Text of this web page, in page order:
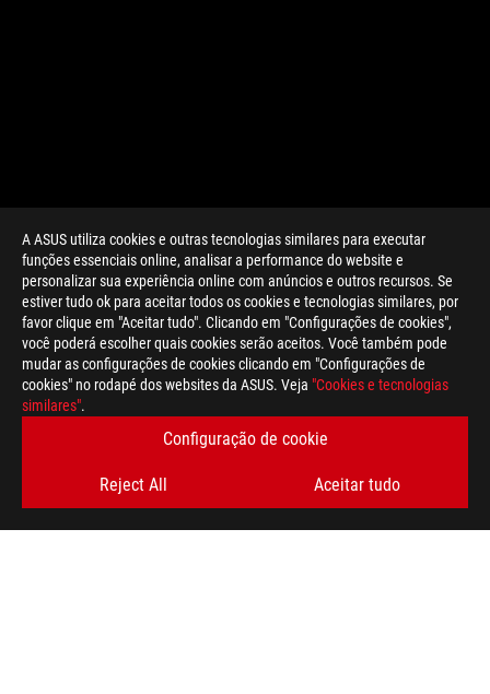
A ASUS utiliza cookies e outras tecnologias similares para executar
funções essenciais online, analisar a performance do website e
personalizar sua experiência online com anúncios e outros recursos. Se
estiver tudo ok para aceitar todos os cookies e tecnologias similares, por
favor clique em "Aceitar tudo". Clicando em "Configurações de cookies",
você poderá escolher quais cookies serão aceitos. Você também pode
mudar as configurações de cookies clicando em "Configurações de
cookies" no rodapé dos websites da ASUS. Veja "Cookies e tecnologias
similares".
Configuração de cookie
Reject All Aceitar tudo
> GAMING LIQUID METAL
OBTENHA AS ÚLTIMAS OFERTAS E MUITO MAIS